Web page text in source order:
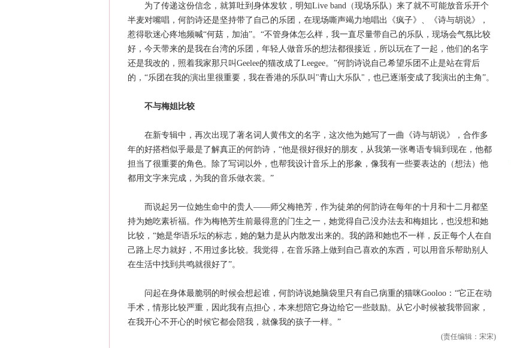
为了传递这份信念，就算吐到身体发软，明知Live band（现场乐队）来了就不可能放音乐开个
半麦对嘴唱，何韵诗还是坚持带了自己的乐团，在现场嘶声竭力地唱出《疯子》、《诗与胡说》，
惹得歌迷心疼地频喊“何菇，加油”。“不管身体怎么样，我一直尽量带自己的乐队，现场会气氛比较
好，今天带来的是我在台湾的乐团，年轻人做音乐的想法都很接近，所以玩在了一起，他们的名字
还是我改的，照着我家那只叫Geelee的猫改成了Leegee。”何韵诗说自己希望乐团不止是站在背后
的，“乐团在我的演出里很重要，我在香港的乐队叫"青山大乐队"，也已逐渐变成了我演出的主角”。
不与梅姐比较
在新专辑中，再次出现了著名词人黄伟文的名字，这次他为她写了一曲《诗与胡说》，合作多
年的好搭档似乎最是了解真正的何韵诗，“他是很好很好的朋友，从我第一张粤语专辑到现在，他都
担当了很重要的角色。除了写词以外，也帮我设计音乐上的形象，像我有一些要表达的（想法）他
都用文字来完成，为我的音乐做衣裳。”
而说起另一位她生命中的贵人——师父梅艳芳，作为徒弟的何韵诗在每年的十月和十二月都坚
持为她吃素祈福。作为梅艳芳生前最得意的门生之一，她觉得自己没办法去和梅姐比，也没想和她
比较，“她是华语乐坛的标志，她的魅力是从内散发出来的。我的路和她也不一样，反正每个人在自
己路上尽力就好，不用过多比较。我觉得，在音乐路上做到自己喜欢的东西，可以用音乐帮助别人
在生活中找到共鸣就很好了”。
问起在身体最脆弱的时候会想起谁，何韵诗说她脑袋里只有自己病重的猫咪Gooloo：“它正在动
手术，情形比较严重，因此我有点担心，本来想陪它身边给它一些鼓励。从它小时候被我带回家，
在我开心不开心的时候它都会陪我，就像我的孩子一样。”
(责任编辑：宋宋)